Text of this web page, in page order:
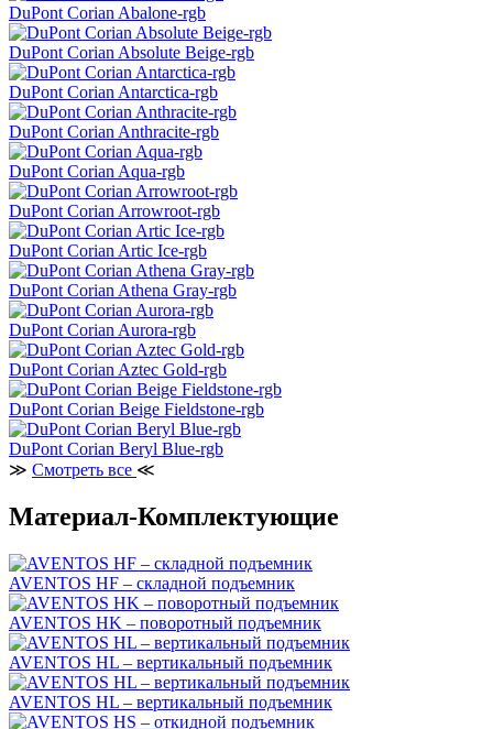
DuPont Corian Abalone-rgb
DuPont Corian Absolute Beige-rgb
DuPont Corian Antarctica-rgb
DuPont Corian Anthracite-rgb
DuPont Corian Aqua-rgb
DuPont Corian Arrowroot-rgb
DuPont Corian Artic Ice-rgb
DuPont Corian Athena Gray-rgb
DuPont Corian Aurora-rgb
DuPont Corian Aztec Gold-rgb
DuPont Corian Beige Fieldstone-rgb
DuPont Corian Beryl Blue-rgb
≫ Смотреть все ≪
Материал-Комплектующие
AVENTOS HF – складной подъемник
AVENTOS HK – поворотный подъемник
AVENTOS HL – вертикальный подъемник
AVENTOS HL – вертикальный подъемник